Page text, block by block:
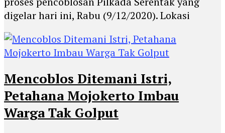
digelar hari ini, Rabu (9/12/2020). Lokasi
Mencoblos Ditemani Istri,
Petahana Mojokerto Imbau
Warga Tak Golput